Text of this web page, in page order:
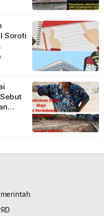
Soroti